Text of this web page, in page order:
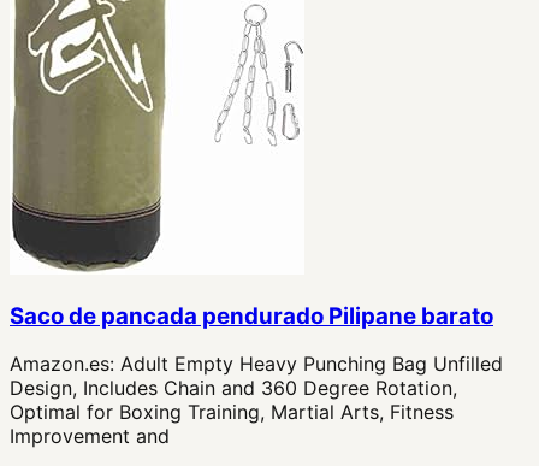
Saco de pancada pendurado Pilipane barato
Amazon.es: Adult Empty Heavy Punching Bag Unfilled
Design, Includes Chain and 360 Degree Rotation,
Optimal for Boxing Training, Martial Arts, Fitness
Improvement and